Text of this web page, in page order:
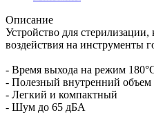
Описание
Устройство для стерилизации,
воздействия на инструменты
- Время выхода на режим
- Полезный внутренний объем
- Легкий и компактный
- Шум до 65 дБА